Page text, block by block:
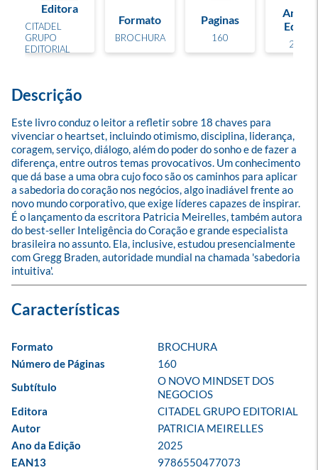
Editora
CITADEL
GRUPO
EDITORIAL
Formato
BROCHURA
Paginas
160
Ano de
Edição
2025
Descrição
Este livro conduz o leitor a refletir sobre 18 chaves para
vivenciar o heartset, incluindo otimismo, disciplina, liderança,
coragem, serviço, diálogo, além do poder do sonho e de fazer a
diferença, entre outros temas provocativos. Um conhecimento
que dá base a uma obra cujo foco são os caminhos para aplicar
a sabedoria do coração nos negócios, algo inadiável frente ao
novo mundo corporativo, que exige líderes capazes de inspirar.
É o lançamento da escritora Patricia Meirelles, também autora
do best-seller Inteligência do Coração e grande especialista
brasileira no assunto. Ela, inclusive, estudou presencialmente
com Gregg Braden, autoridade mundial na chamada 'sabedoria
intuitiva'.
Formato
BROCHURA
Número de Páginas
160
Subtítulo
O NOVO MINDSET DOS
NEGOCIOS
Editora
CITADEL GRUPO EDITORIAL
Autor
PATRICIA MEIRELLES
Ano da Edição
2025
EAN13
9786550477073